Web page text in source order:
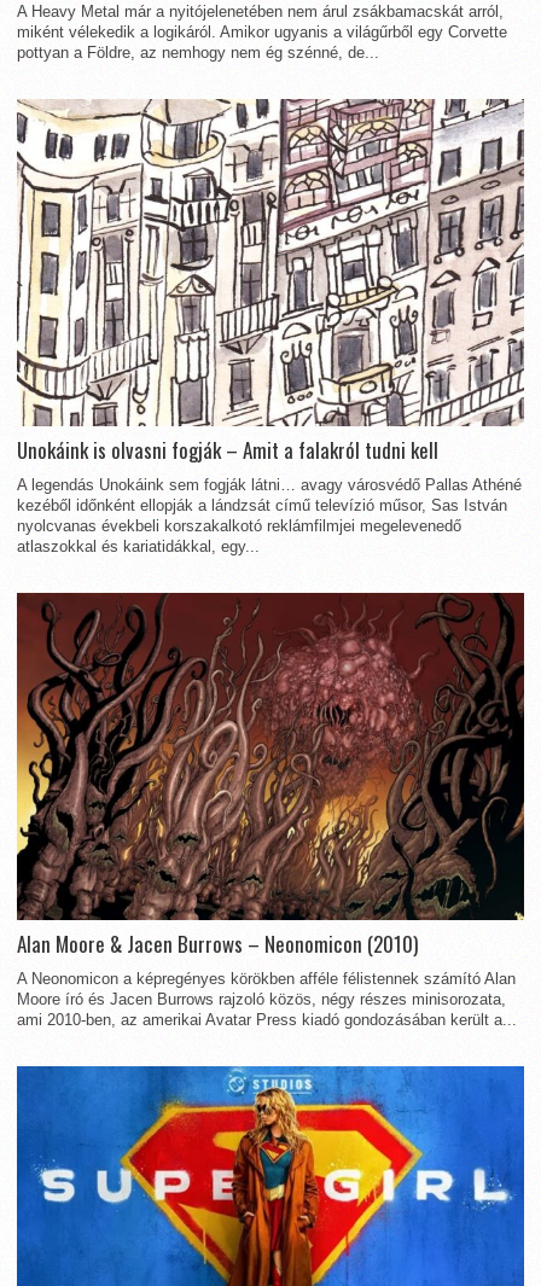
A Heavy Metal már a nyitójelenetében nem árul zsákbamacskát arról,
miként vélekedik a logikáról. Amikor ugyanis a világűrből egy Corvette
pottyan a Földre, az nemhogy nem ég szénné, de...
Unokáink is olvasni fogják – Amit a falakról tudni kell
A legendás Unokáink sem fogják látni… avagy városvédő Pallas Athéné
kezéből időnként ellopják a lándzsát című televízió műsor, Sas István
nyolcvanas évekbeli korszakalkotó reklámfilmjei megelevenedő
atlaszokkal és kariatidákkal, egy...
Alan Moore & Jacen Burrows – Neonomicon (2010)
A Neonomicon a képregényes körökben afféle félistennek számító Alan
Moore író és Jacen Burrows rajzoló közös, négy részes minisorozata,
ami 2010-ben, az amerikai Avatar Press kiadó gondozásában került a...